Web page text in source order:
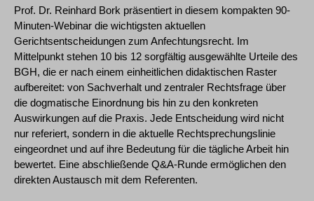
Prof. Dr. Reinhard Bork präsentiert in diesem kompakten 90-
Minuten-Webinar die wichtigsten aktuellen
Gerichtsentscheidungen zum Anfechtungsrecht. Im
Mittelpunkt stehen 10 bis 12 sorgfältig ausgewählte Urteile des
BGH, die er nach einem einheitlichen didaktischen Raster
aufbereitet: von Sachverhalt und zentraler Rechtsfrage über
die dogmatische Einordnung bis hin zu den konkreten
Auswirkungen auf die Praxis. Jede Entscheidung wird nicht
nur referiert, sondern in die aktuelle Rechtsprechungslinie
eingeordnet und auf ihre Bedeutung für die tägliche Arbeit hin
bewertet. Eine abschließende Q&A-Runde ermöglichen den
direkten Austausch mit dem Referenten.